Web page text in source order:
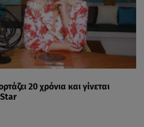
20 χρόνια και γίνεται